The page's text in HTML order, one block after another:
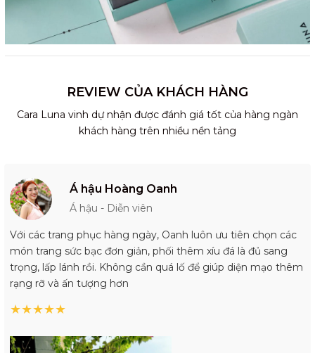
REVIEW CỦA KHÁCH HÀNG
Cara Luna vinh dự nhận được đánh giá tốt của hàng ngàn
khách hàng trên nhiều nền tảng
Á hậu Hoàng Oanh
Á hậu - Diễn viên
Với các trang phục hàng ngày, Oanh luôn ưu tiên chọn các
món trang sức bạc đơn giản, phối thêm xíu đá là đủ sang
trọng, lấp lánh rồi. Không cần quá lố để giúp diện mạo thêm
rạng rỡ và ấn tượng hơn
★★★★★